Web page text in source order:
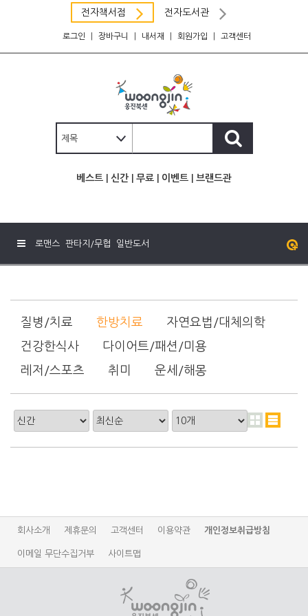
전자책서점 전자도서관
로그인 장바구니 내서재 회원가입 고객센터
베스트 신간 무료 이벤트 브랜드관
로맨스 판타지/무협 일반도서
질병/치료 한방치료
자연요법/대체의학
건강한식사
다이어트/패션/미용
레저/스포츠
취미 운세/해몽
회사소개 제휴문의 고객센터 이용약관 개인정보취급방침
이메일 무단수집거부 사이트맵